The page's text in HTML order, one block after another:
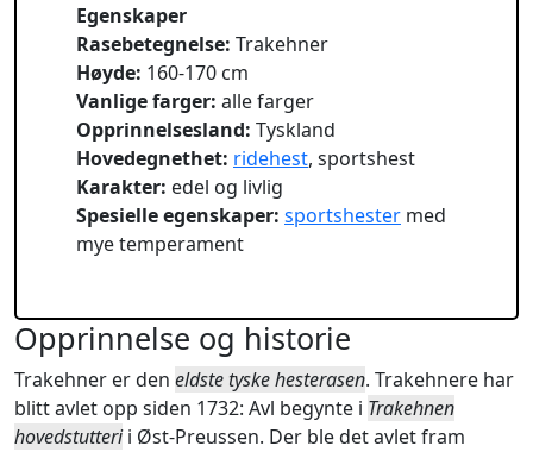
Egenskaper
Rasebetegnelse: Trakehner
Høyde: 160-170 cm
Vanlige farger: alle farger
Opprinnelsesland: Tyskland
Hovedegnethet: ridehest, sportshest
Karakter: edel og livlig
Spesielle egenskaper: sportshester med
mye temperament
Opprinnelse og historie
Trakehner er den eldste tyske hesterasen. Trakehnere har
blitt avlet opp siden 1732: Avl begynte i Trakehnen
hovedstutterii Øst-Preussen. Der ble det avlet fram